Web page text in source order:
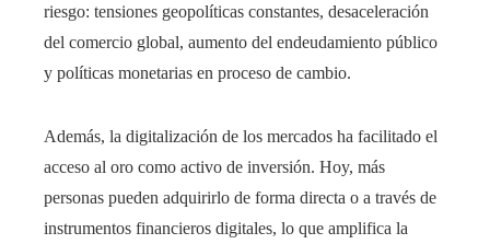
riesgo: tensiones geopolíticas constantes, desaceleración
del comercio global, aumento del endeudamiento público
y políticas monetarias en proceso de cambio.
Además, la digitalización de los mercados ha facilitado el
acceso al oro como activo de inversión. Hoy, más
personas pueden adquirirlo de forma directa o a través de
instrumentos financieros digitales, lo que amplifica la